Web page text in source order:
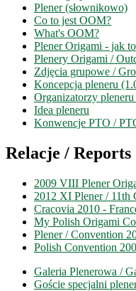
Plener (słownikowo)
Co to jest OOM?
What's OOM?
Plener Origami - jak
Plenery Origami /
Zdjęcia grupowe /
Koncepcja pleneru
Organizatorzy
Idea pleneru
Konwencje PTO /
Relacje / Reports
2009 VIII Plener
2012 XI Plener / 11th
Cracovia 2010 -
My Polish Origami
Plener / Convention
Polish Convention
Galeria Plenerowa /
Goście specjalni